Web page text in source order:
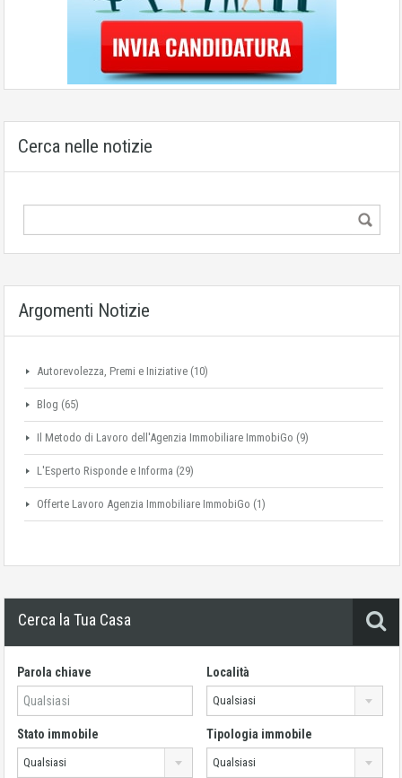
Cerca nelle notizie
Argomenti Notizie
Autorevolezza, Premi e Iniziative (10)
Blog (65)
Il Metodo di Lavoro dell'Agenzia Immobiliare ImmobiGo (9)
L'Esperto Risponde e Informa (29)
Offerte Lavoro Agenzia Immobiliare ImmobiGo (1)
Cerca la Tua Casa
Parola chiave Località
Qualsiasi
Stato immobile
Qualsiasi
Tipologia immobile
Qualsiasi